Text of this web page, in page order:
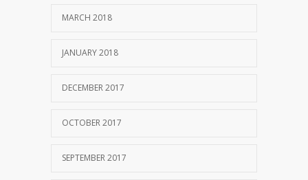
MARCH 2018
JANUARY 2018
DECEMBER 2017
OCTOBER 2017
SEPTEMBER 2017